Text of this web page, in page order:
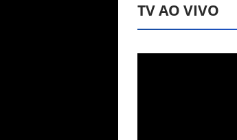
TV AO VIVO